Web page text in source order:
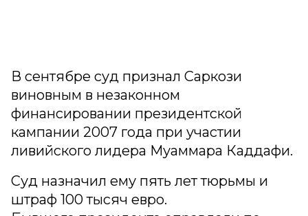
В сентябре суд признал Саркози
виновным в незаконном
финансировании президентской
кампании 2007 года при участии
ливийского лидера Муаммара Каддафи.
Суд назначил ему пять лет тюрьмы и
штраф 100 тысяч евро.